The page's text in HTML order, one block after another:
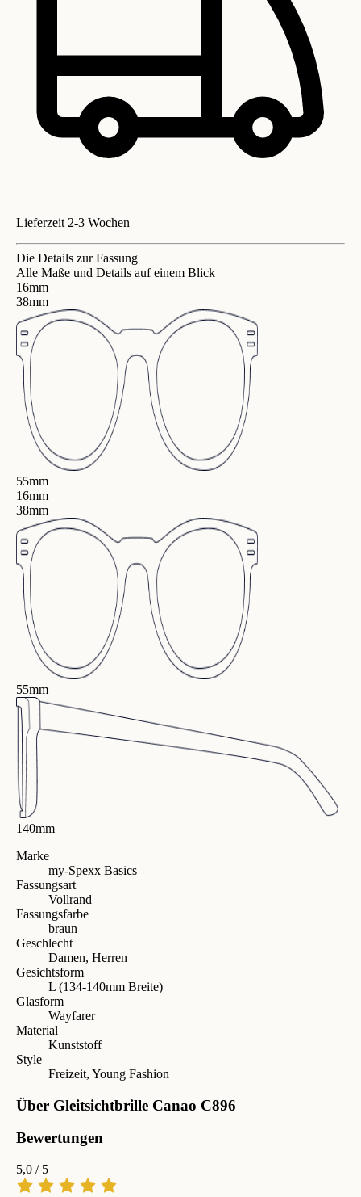
Lieferzeit 2-3 Wochen
Die Details zur Fassung
Alle Maße und Details auf einem Blick
16mm
38mm
55mm
16mm
38mm
55mm
140mm
Marke
my-Spexx Basics
Fassungsart
Vollrand
Fassungsfarbe
braun
Geschlecht
Damen, Herren
Gesichtsform
L (134-140mm Breite)
Glasform
Wayfarer
Material
Kunststoff
Style
Freizeit, Young Fashion
Über Gleitsichtbrille Canao C896
Bewertungen
5,0 / 5